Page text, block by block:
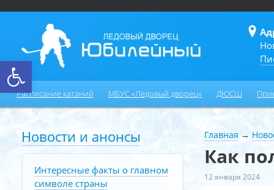
Открыть панель инструментов
Расписание катаний МБУС «Ледовый дворец» ДЮСШ
Главная →
Как
12 января 2024
Новости и анонсы
Интересные факты о главном
символе страны